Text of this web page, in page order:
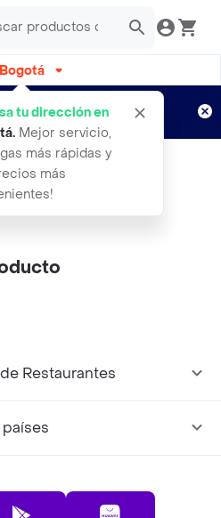
Bogotá
tu dirección en
. Mejor servicio,
más rápidas y
más
por semanas
Aplican TyC
Restaurantes